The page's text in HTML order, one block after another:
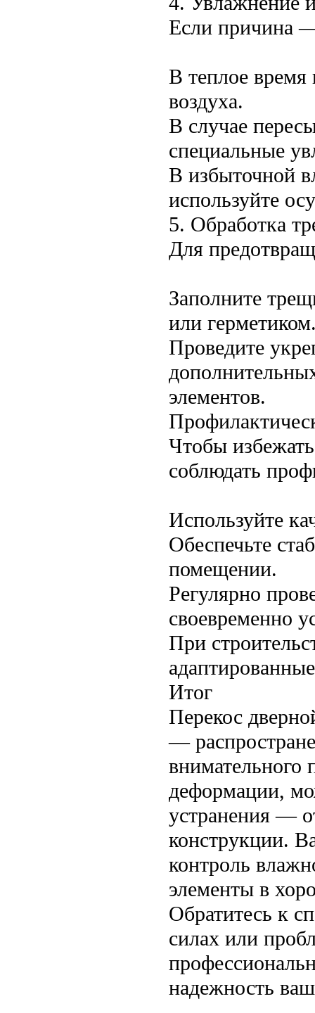
Если причина
В теплое время
воздуха.
В случае
специальные
В избыточной
используйте
5. Обработка
Для
Заполните
или
Проведите
элементов.
Чтобы
соблюдать
Используйте
Обеспечьте
помещении.
Регулярно
своевременно
При
Итог
Перекос
—
внимательного
деформации,
устранения —
конструкции.
контроль
элементы в
Обратитесь к
силах или
надежность